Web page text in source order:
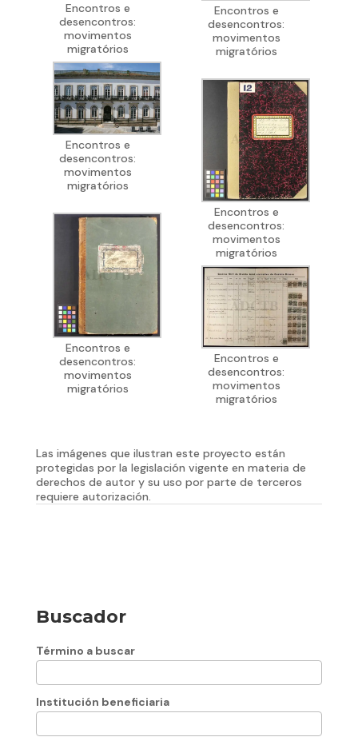
Encontros e
desencontros:
movimentos
migratórios
Encontros e
desencontros:
movimentos
migratórios
Encontros e
desencontros:
movimentos
migratórios
Encontros e
desencontros:
movimentos
migratórios
Encontros e
desencontros:
movimentos
migratórios
Encontros e
desencontros:
movimentos
migratórios
Las imágenes que ilustran este proyecto están
protegidas por la legislación vigente en materia de
derechos de autor y su uso por parte de terceros
requiere autorización.
Buscador
Término a buscar
Institución beneficiaria